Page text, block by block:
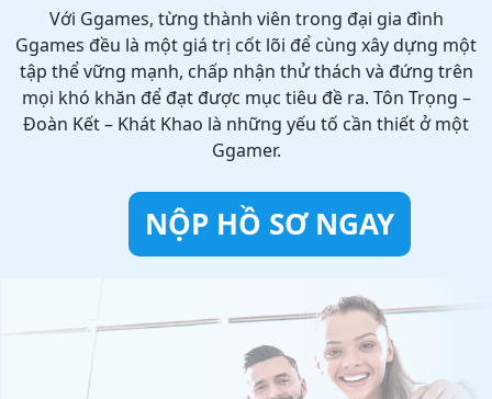
Với Ggames, từng thành viên trong đại gia đình
Ggames đều là một giá trị cốt lõi để cùng xây dựng một
tập thể vững mạnh, chấp nhận thử thách và đứng trên
mọi khó khăn để đạt được mục tiêu đề ra. Tôn Trọng –
Đoàn Kết – Khát Khao là những yếu tố cần thiết ở một
Ggamer.
NỘP HỒ SƠ NGAY